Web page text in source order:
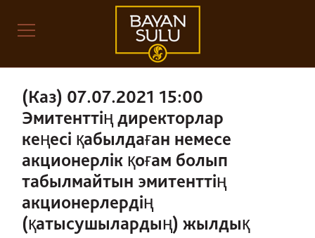
(Каз) 07.07.2021 15:00
Эмитенттің директорлар
кеңесі қабылдаған немесе
акционерлік қоғам болып
табылмайтын эмитенттің
акционерлердің
(қатысушылардың) жылдық